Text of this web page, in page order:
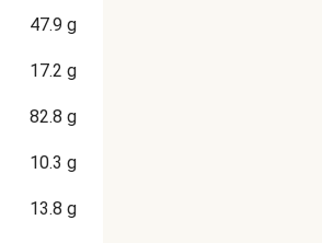
47.9 g
17.2 g
82.8 g
10.3 g
13.8 g